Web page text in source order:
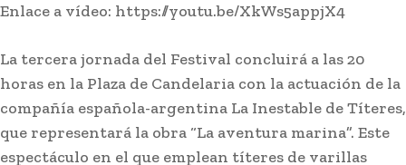
Enlace a vídeo: https://youtu.be/XkWs5appjX4
La tercera jornada del Festival concluirá a las 20
horas en la Plaza de Candelaria con la actuación de la
compañía española-argentina La Inestable de Títeres,
que representará la obra “La aventura marina”. Este
espectáculo en el que emplean títeres de varillas